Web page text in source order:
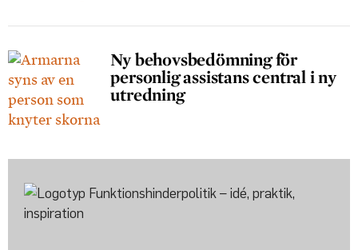
Ny behovsbedömning för
personlig assistans central i ny
utredning